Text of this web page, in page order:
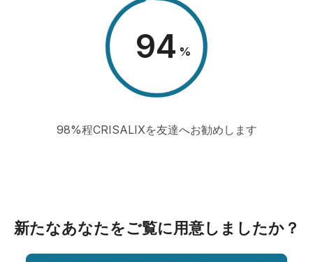
98 %
98%程CRISALIXを友達へお勧めします
新たなあなたをご覧に用意しましたか？